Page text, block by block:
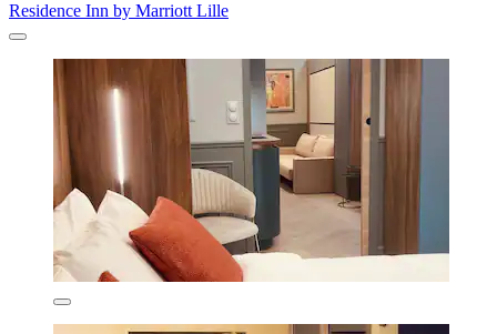
Residence Inn by Marriott Lille